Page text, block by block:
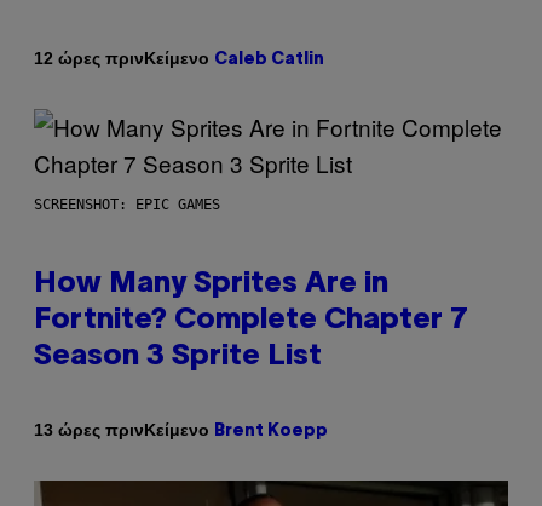
12 ώρες πρινΚείμενο Caleb Catlin
SCREENSHOT: EPIC GAMES
How Many Sprites Are in
Fortnite? Complete Chapter 7
Season 3 Sprite List
13 ώρες πρινΚείμενο Brent Koepp